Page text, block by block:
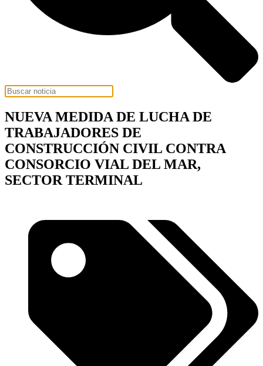
NUEVA MEDIDA DE LUCHA DE
TRABAJADORES DE
CONSTRUCCIÓN CIVIL CONTRA
CONSORCIO VIAL DEL MAR,
SECTOR TERMINAL